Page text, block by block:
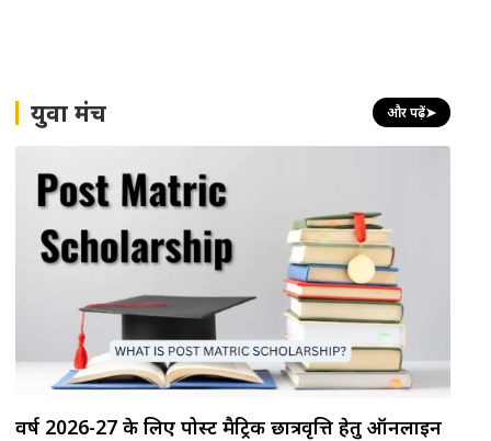
युवा मंच और पढ़ें➤
वर्ष 2026-27 के लिए पोस्ट मैट्रिक छात्रवृत्ति हेतु ऑनलाइन